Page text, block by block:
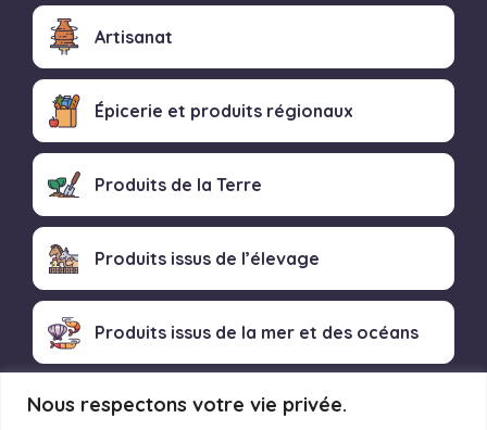
Nous respectons votre vie privée.
Artisanat
Épicerie et produits régionaux
Produits de la Terre
Produits issus de l’élevage
Produits issus de la mer et des océans
Produits transformés artisanaux